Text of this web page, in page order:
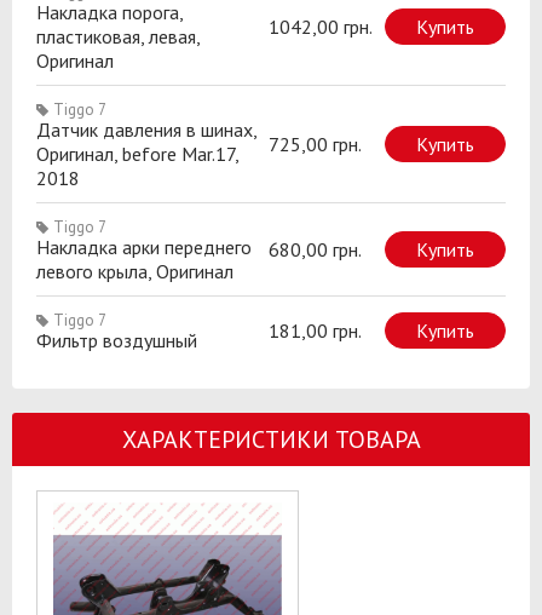
Накладка порога,
пластиковая, левая,
Оригинал
1042,00 грн. Купить
Tiggo 7
Датчик давления в шинах,
Оригинал, before Mar.17,
2018
725,00 грн. Купить
Tiggo 7
Накладка арки переднего
левого крыла, Оригинал
680,00 грн. Купить
Tiggo 7
Фильтр воздушный 181,00 грн. Купить
ХАРАКТЕРИСТИКИ ТОВАРА